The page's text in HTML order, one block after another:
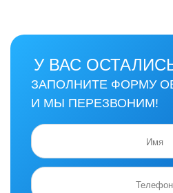
У ВАС
ЗАПОЛНИТЕ ФОРМУ
И МЫ ПЕРЕЗВОНИМ!